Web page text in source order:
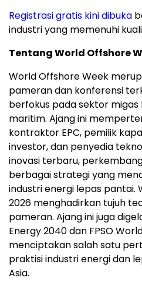
Registrasi gratis kini dibuka
industri yang memenuhi
Tentang World Offshore
World Offshore Week
pameran dan konferensi
berfokus pada sektor migas
maritim. Ajang ini
kontraktor EPC, pemilik
investor, dan penyedia
inovasi terbaru,
berbagai strategi yang
industri energi lepas pantai.
2026 menghadirkan tujuh
pameran. Ajang ini juga
Energy 2040 dan FPSO
menciptakan salah satu
praktisi industri energi dan
Asia.